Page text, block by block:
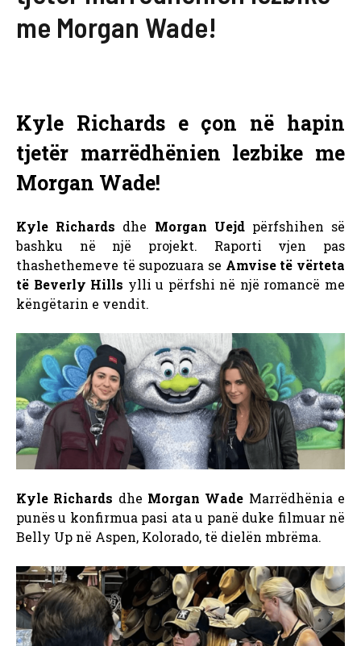
me Morgan Wade!
Kyle Richards e çon në hapin
tjetër marrëdhënien lezbike me
Morgan Wade!
Kyle Richards dhe Morgan Uejd përfshihen së
bashku në një projekt. Raporti vjen pas
thashethemeve të supozuara se Amvise të vërteta
të Beverly Hills ylli u përfshi në një romancë me
këngëtarin e vendit.
Kyle Richards dhe Morgan Wade Marrëdhënia e
punës u konfirmua pasi ata u panë duke filmuar në
Belly Up në Aspen, Kolorado, të dielën mbrëma.